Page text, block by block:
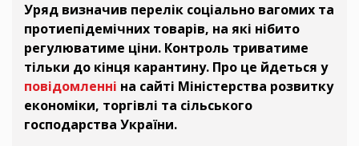
Уряд визначив перелік соціально вагомих та
протиепідемічних товарів, на які нібито
регулюватиме ціни. Контроль триватиме
тільки до кінця карантину. Про це йдеться у
повідомленні на сайті Міністерства розвитку
економіки, торгівлі та сільського
господарства України.